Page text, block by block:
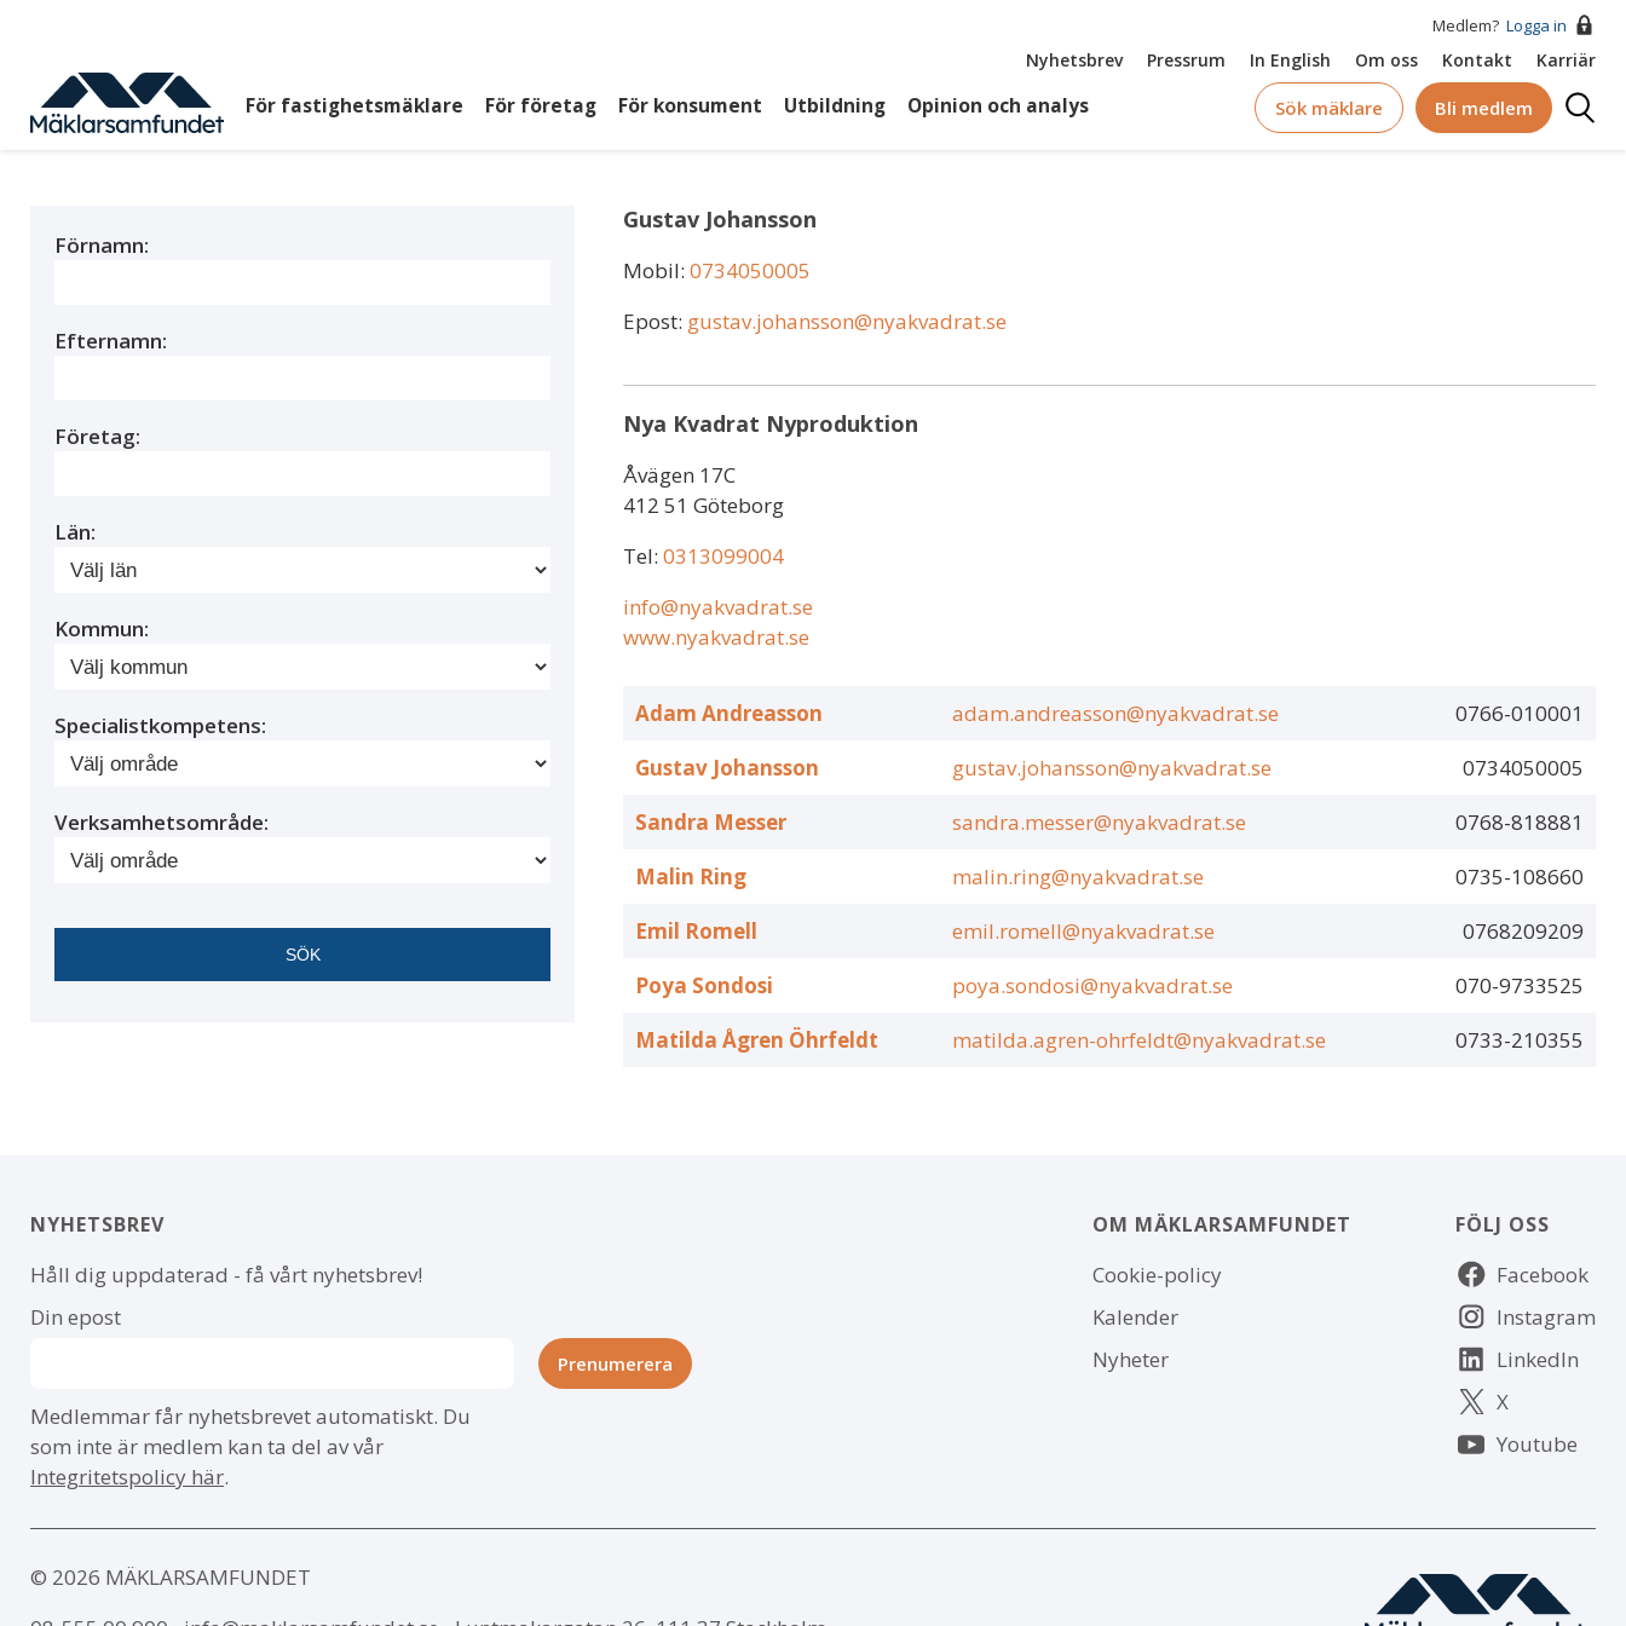
huvudinnehåll
Medlem? Logga in
Top
Nyhetsbrev Pressrum In English Om oss Kontakt Karriär
Huvudmeny
För fastighetsmäklare För företag För konsument Utbildning Opinion och analys Sök mäklare Bli medlem
Logga
Gustav Johansson
Mobil: 0734050005
Epost: gustav.johansson@nyakvadrat.se
Nya Kvadrat Nyproduktion
Åvägen 17C
412 51 Göteborg
Tel: 0313099004
info@nyakvadrat.se
www.nyakvadrat.se
Adam Andreasson adam.andreasson@nyakvadrat.se
0766-010001
Gustav Johansson
gustav.johansson@nyakvadrat.se
0734050005
Sandra Messer
sandra.messer@nyakvadrat.se
0768-818881
Malin Ring
malin.ring@nyakvadrat.se
0735-108660
Emil Romell
emil.romell@nyakvadrat.se
0768209209
Poya Sondosi
poya.sondosi@nyakvadrat.se
070-9733525
Matilda Ågren Öhrfeldt
matilda.agren-ohrfeldt@nyakvadrat.se 0733-210355
Förnamn:
Efternamn:
Företag:
Län:
Kommun:
Specialistkompetens:
Verksamhetsområde:
NYHETSBREV
Håll dig uppdaterad - få vårt nyhetsbrev!
Din epost
Medlemmar får nyhetsbrevet automatiskt. Du
som inte är medlem kan ta del av vår
Integritetspolicy här.
OM MÄKLARSAMFUNDET
Om
Cookie-policy
Kalender
Nyheter
FÖLJ OSS
Följ
oss
Facebook
Instagram
LinkedIn
X
Youtube
© 2026 MÄKLARSAMFUNDET